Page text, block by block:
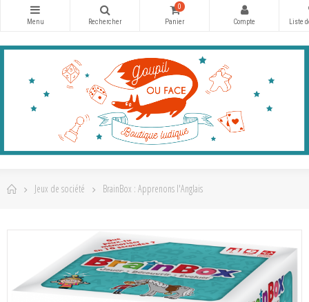
0
Jeux de société BrainBox : Apprenons l'Anglais